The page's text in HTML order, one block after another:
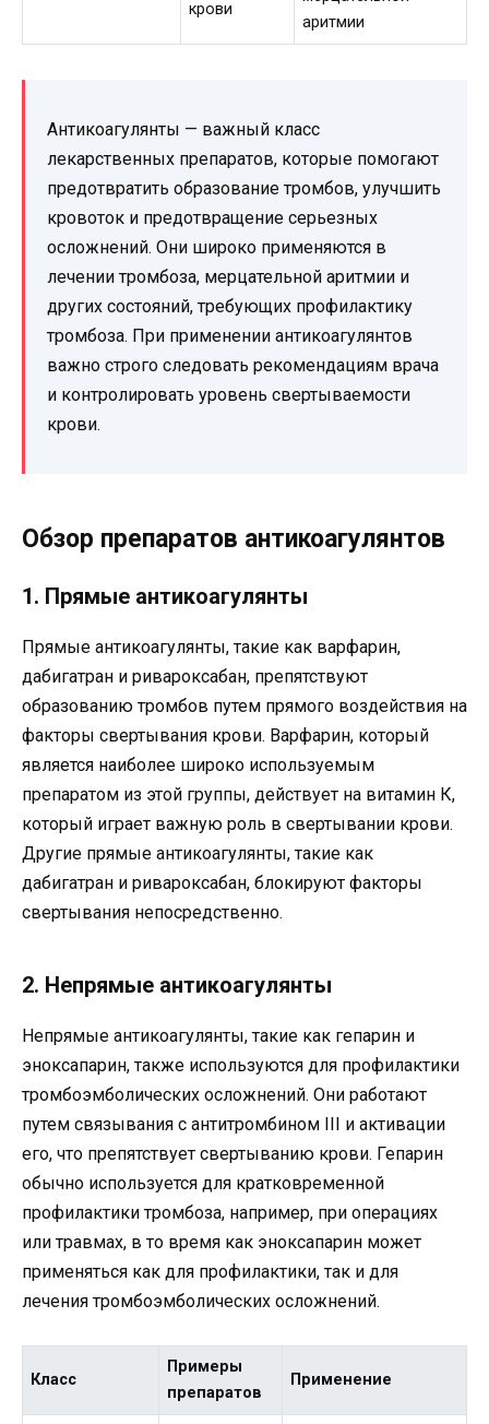
крови
аритмии
Антикоагулянты — важный класс
лекарственных препаратов, которые помогают
предотвратить образование тромбов, улучшить
кровоток и предотвращение серьезных
осложнений. Они широко применяются в
лечении тромбоза, мерцательной аритмии и
других состояний, требующих профилактику
тромбоза. При применении антикоагулянтов
важно строго следовать рекомендациям врача
и контролировать уровень свертываемости
крови.
Обзор препаратов антикоагулянтов
1. Прямые антикоагулянты
Прямые антикоагулянты, такие как варфарин,
дабигатран и ривароксабан, препятствуют
образованию тромбов путем прямого воздействия на
факторы свертывания крови. Варфарин, который
является наиболее широко используемым
препаратом из этой группы, действует на витамин К,
который играет важную роль в свертывании крови.
Другие прямые антикоагулянты, такие как
дабигатран и ривароксабан, блокируют факторы
свертывания непосредственно.
2. Непрямые антикоагулянты
Непрямые антикоагулянты, такие как гепарин и
эноксапарин, также используются для профилактики
тромбоэмболических осложнений. Они работают
путем связывания с антитромбином III и активации
его, что препятствует свертыванию крови. Гепарин
обычно используется для кратковременной
профилактики тромбоза, например, при операциях
или травмах, в то время как эноксапарин может
применяться как для профилактики, так и для
лечения тромбоэмболических осложнений.
Класс
Примеры
препаратов
Применение